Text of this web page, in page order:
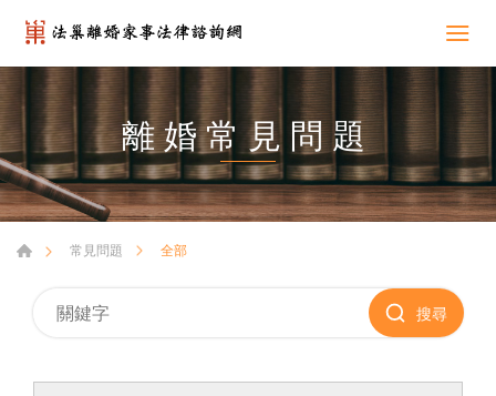
離婚常見問題
常見問題 全部
搜尋